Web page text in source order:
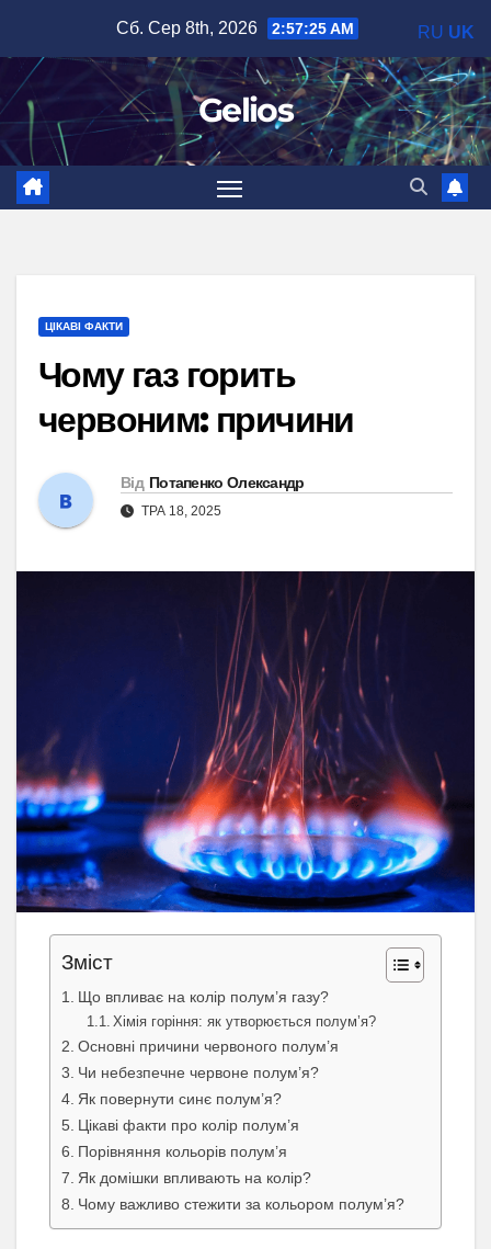
вмісту
Сб. Сер 8th, 2026 2:57:26 AM
Gelios
ЦІКАВІ ФАКТИ
Чому газ горить
червоним: причини
Від Потапенко Олександр
ТРА 18, 2025
Зміст
Що впливає на колір полум’я газу?
Хімія горіння: як утворюється полум’я?
Основні причини червоного полум’я
Чи небезпечне червоне полум’я?
Як повернути синє полум’я?
Цікаві факти про колір полум’я
Порівняння кольорів полум’я
Як домішки впливають на колір?
Чому важливо стежити за кольором полум’я?
RU UK